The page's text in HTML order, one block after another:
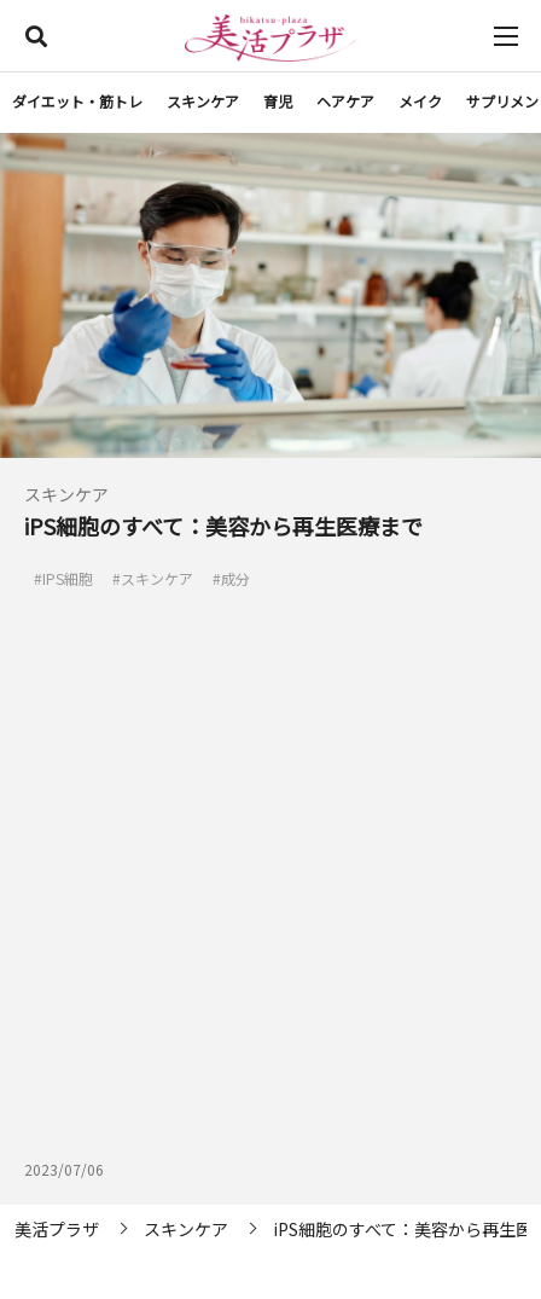
ダイエット・筋トレ スキンケア 育児 ヘアケア メイク サプリメ
スキンケア
iPS細胞のすべて：美容から再生医療まで
IPS細胞 スキンケア 成分
2023/07/06
美活プラザ スキンケア iPS細胞のすべて：美容から再生医